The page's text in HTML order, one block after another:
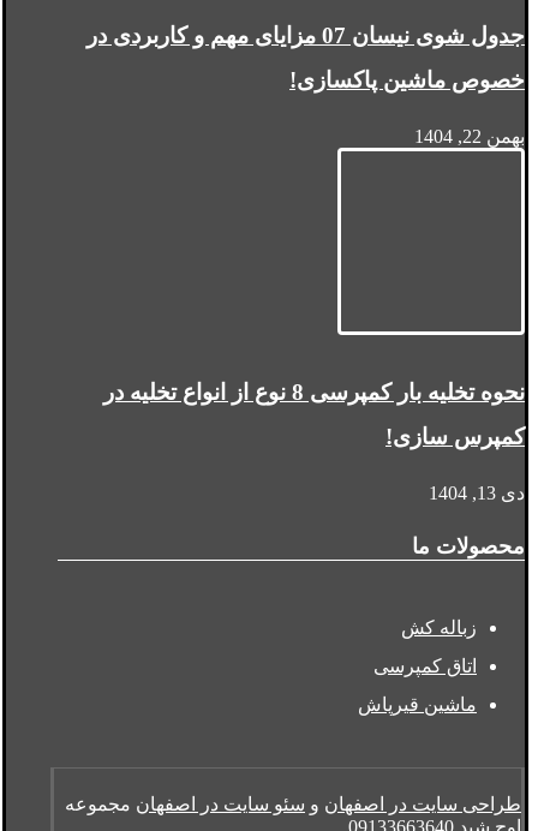
جدول شوی نیسان 07 مزایای مهم و کاربردی در
خصوص ماشین پاکسازی!
بهمن 22, 1404
نحوه تخلیه بار کمپرسی 8 نوع از انواع تخلیه در
کمپرس سازی!
دی 13, 1404
محصولات ما
زباله کش
اتاق کمپرسی
ماشین قیرپاش
طراحی سایت در اصفهان و سئو سایت در اصفهان مجموعه
اوج شید 09133663640